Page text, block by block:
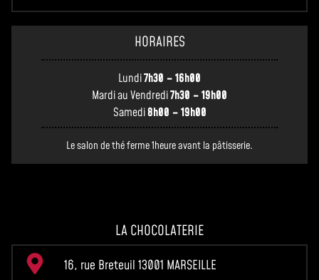
HORAIRES
Lundi7h30 – 16h00
Mardi au Vendredi7h30 – 19h00
Samedi8h00 – 19h00
Le salon de thé ferme 1heure avant la pâtisserie.
LA CHOCOLATERIE
16, rue Breteuil 13001 MARSEILLE